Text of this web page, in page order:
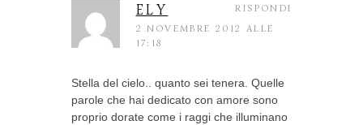
ELY
2 NOVEMBRE 2012 ALLE
17:18
Stella del cielo.. quanto sei tenera. Quelle
parole che hai dedicato con amore sono
proprio dorate come i raggi che illuminano
RISPONDI